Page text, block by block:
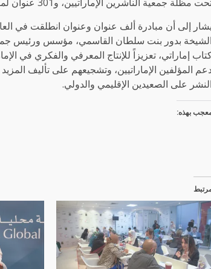
إماراتي، تعزيزاً للإنتاج المعرفي والفكري في
المؤلفين الإماراتيين، وتشجيعهم على تأليف
النشر على الصعيدين الإقليمي والدولي.
بهذه: